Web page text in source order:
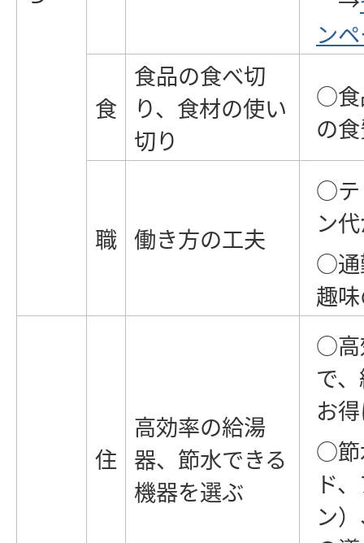
ン
食
食品の食べ切
り、食材の使い
切り
○食
の
職 働き方の工夫
○テ
ン
○通
趣
住
高効率の給湯
器、節水できる
機器を選ぶ
○高
で
お
○節
ド
ン